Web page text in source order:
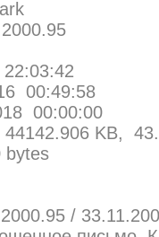
00:49:58
00:00:00
44142.906 KB,
bytes
/